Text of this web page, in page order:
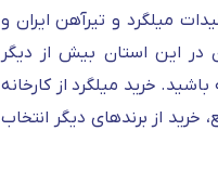
میلگرد و تیرآهن ایران و
این استان بیش از دیگر
خرید میلگرد از کارخانه
از برندهای دیگر انتخاب